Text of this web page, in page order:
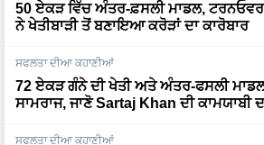
50 ਏਕੜ ਵਿੱਚ ਅੰਤਰ-ਫ਼ਸਲੀ ਮਾਡਲ,
ਨੇ ਖੇਤੀਬਾੜੀ ਤੋਂ ਬਣਾਇਆ ਕਰੋੜਾਂ ਦਾ ਕਾਰੋਬਾਰ
ਸਫਲਤਾ ਦੀਆ ਕਹਾਣੀਆਂ
72 ਏਕੜ ਗੰਨੇ ਦੀ ਖੇਤੀ ਅਤੇ ਅੰਤਰ-ਫਸਲੀ
ਸਾਮਰਾਜ, ਜਾਣੋ Sartaj Khan ਦੀ ਕਾਮਯਾਬੀ
ਸਫਲਤਾ ਦੀਆ ਕਹਾਣੀਆਂ